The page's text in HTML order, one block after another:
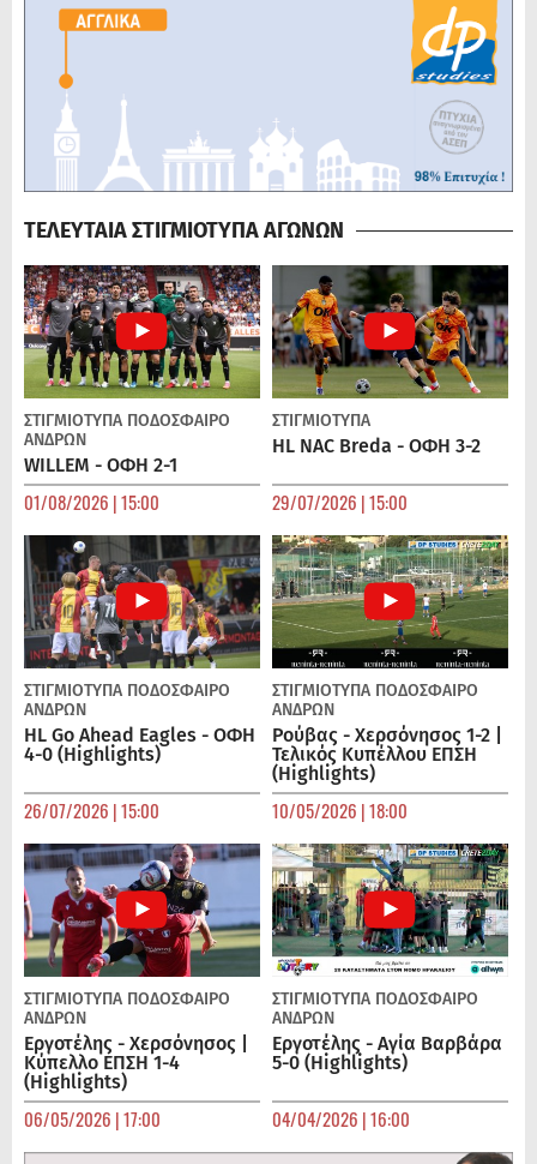
ΤΕΛΕΥΤΑΙΑ ΣΤΙΓΜΙΟΤΥΠΑ ΑΓΩΝΩΝ
ΣΤΙΓΜΙΟΤΥΠΑ ΠΟΔΌΣΦΑΙΡΟ
ΑΝΔΡΏΝ
WILLEM - ΟΦΗ 2-1
01/08/2026 | 15:00
ΣΤΙΓΜΙΟΤΥΠΑ
HL NAC Breda - ΟΦΗ 3-2
29/07/2026 | 15:00
ΣΤΙΓΜΙΟΤΥΠΑ ΠΟΔΌΣΦΑΙΡΟ
ΑΝΔΡΏΝ
HL Go Ahead Eagles - ΟΦΗ
4-0 (Highlights)
26/07/2026 | 15:00
ΣΤΙΓΜΙΟΤΥΠΑ ΠΟΔΌΣΦΑΙΡΟ
ΑΝΔΡΏΝ
Ρούβας - Χερσόνησος 1-2 |
Τελικός Κυπέλλου ΕΠΣΗ
(Highlights)
10/05/2026 | 18:00
ΣΤΙΓΜΙΟΤΥΠΑ ΠΟΔΌΣΦΑΙΡΟ
ΑΝΔΡΏΝ
Εργοτέλης - Χερσόνησος |
Κύπελλο ΕΠΣΗ 1-4
(Highlights)
06/05/2026 | 17:00
ΣΤΙΓΜΙΟΤΥΠΑ ΠΟΔΌΣΦΑΙΡΟ
ΑΝΔΡΏΝ
Εργοτέλης - Αγία Βαρβάρα
5-0 (Highlights)
04/04/2026 | 16:00